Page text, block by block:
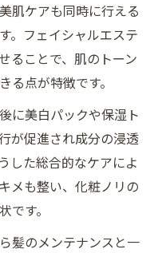
肌ケアも同時に行える
。フェイシャルエステ
ることで、肌のトーン
る点が特徴です。
に美白パックや保湿ト
が促進され成分の浸透
した総合的なケアによ
メも整い、化粧ノリの
です。
髪のメンテナンスと一